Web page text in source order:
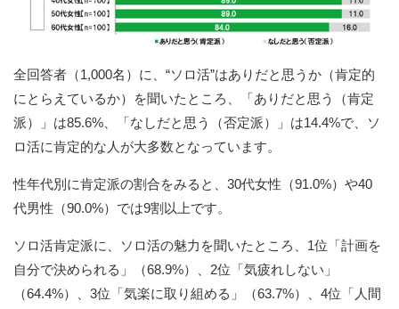
全回答者（1,000名）に、“ソロ活”はありだと思うか（肯定的
にとらえているか）を聞いたところ、「ありだと思う（肯定
派）」は85.6%、「なしだと思う（否定派）」は14.4%で、ソ
ロ活に肯定的な人が大多数となっています。
性年代別に肯定派の割合をみると、30代女性（91.0%）や40
代男性（90.0%）では9割以上です。
ソロ活肯定派に、ソロ活の魅力を聞いたところ、1位「計画を
自分で決められる」（68.9%）、2位「気疲れしない」
（64.4%）、3位「気楽に取り組める」（63.7%）、4位「人間